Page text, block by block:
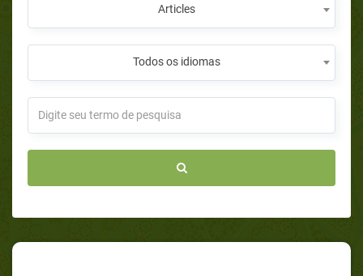
Articles
Todos os idiomas